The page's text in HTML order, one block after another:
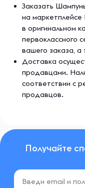
Заказать
на
в оригинальном
первоклассного
вашего заказа,
Доставка
продавцами.
соответствии с
продавцов.
Получайте